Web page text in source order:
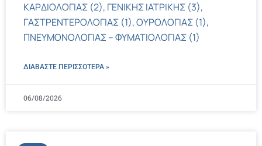
ΚΑΡΔΙΟΛΟΓΙΑΣ (2), ΓΕΝΙΚΗΣ ΙΑΤΡΙΚΗΣ (3),
ΓΑΣΤΡΕΝΤΕΡΟΛΟΓΙΑΣ (1), ΟΥΡΟΛΟΓΙΑΣ (1),
ΠΝΕΥΜΟΝΟΛΟΓΙΑΣ – ΦΥΜΑΤΙΟΛΟΓΙΑΣ (1)
ΔΙΑΒΑΣΤΕ ΠΕΡΙΣΣΌΤΕΡΑ »
06/08/2026